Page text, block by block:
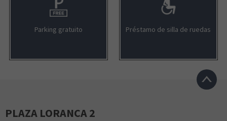
Parking gratuito Préstamo de silla de ruedas
PLAZA LORANCA 2